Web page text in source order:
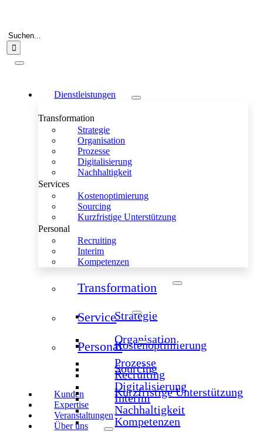
springen
Suche
nach:
Toggle
Dienstleistungen
Transformation
Strategie
Organisation
Prozesse
Digitalisierung
Nachhaltigkeit
Services
Kostenoptimierung
Sourcing
Kurzfristige Unterstützung
Personal
Recruiting
Interim
Kompetenzen
Transformation
Strategie
Organisation
Prozesse
Digitalisierung
Nachhaltigkeit
Service
Kostenoptimierung
Sourcing
Kurzfristige Unterstützung
Personal
Recruiting
Interim
Kompetenzen
Kunden
Expertise
Veranstaltungen
Über uns